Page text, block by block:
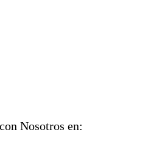
Nosotros en: